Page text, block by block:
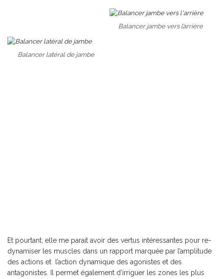
Balancer jambe vers l’arrière
Balancer latéral de jambe
Et pourtant, elle me parait avoir des vertus intéressantes pour re-
dynamiser les muscles dans un rapport marquée par l’amplitude
des actions et l’action dynamique des agonistes et des
antagonistes. Il permet également d’irriguer les zones les plus